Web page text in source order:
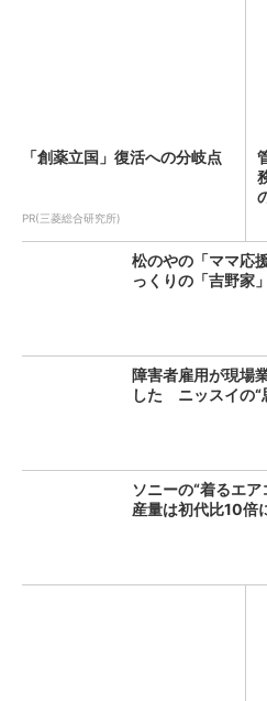
「創薬立国」復活への分岐点
PR(三菱総合研究所)
松のやの「ママ応
っくりの「吉野家
障害者雇用が現場
した ニッスイの“
ソニーの“着るエ
産量は初代比10倍